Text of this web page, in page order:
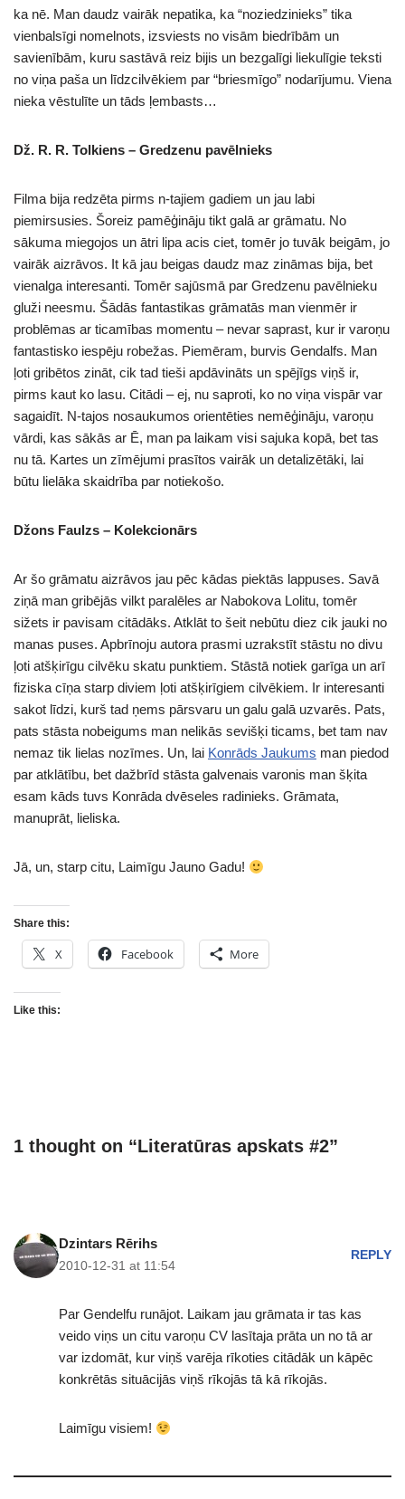
ka nē. Man daudz vairāk nepatika, ka “noziedzinieks” tika
vienbalsīgi nomelnots, izsviests no visām biedrībām un
savienībām, kuru sastāvā reiz bijis un bezgalīgi liekulīgie teksti
no viņa paša un līdzcilvēkiem par “briesmīgo” nodarījumu. Viena
nieka vēstulīte un tāds ļembasts…
Dž. R. R. Tolkiens – Gredzenu pavēlnieks
Filma bija redzēta pirms n-tajiem gadiem un jau labi
piemirsusies. Šoreiz pamēģināju tikt galā ar grāmatu. No
sākuma miegojos un ātri lipa acis ciet, tomēr jo tuvāk beigām, jo
vairāk aizrāvos. It kā jau beigas daudz maz zināmas bija, bet
vienalga interesanti. Tomēr sajūsmā par Gredzenu pavēlnieku
gluži neesmu. Šādās fantastikas grāmatās man vienmēr ir
problēmas ar ticamības momentu – nevar saprast, kur ir varoņu
fantastisko iespēju robežas. Piemēram, burvis Gendalfs. Man
ļoti gribētos zināt, cik tad tieši apdāvināts un spējīgs viņš ir,
pirms kaut ko lasu. Citādi – ej, nu saproti, ko no viņa vispār var
sagaidīt. N-tajos nosaukumos orientēties nemēģināju, varoņu
vārdi, kas sākās ar Ē, man pa laikam visi sajuka kopā, bet tas
nu tā. Kartes un zīmējumi prasītos vairāk un detalizētāki, lai
būtu lielāka skaidrība par notiekošo.
Džons Faulzs – Kolekcionārs
Ar šo grāmatu aizrāvos jau pēc kādas piektās lappuses. Savā
ziņā man gribējās vilkt paralēles ar Nabokova Lolitu, tomēr
sižets ir pavisam citādāks. Atklāt to šeit nebūtu diez cik jauki no
manas puses. Apbrīnoju autora prasmi uzrakstīt stāstu no divu
ļoti atšķirīgu cilvēku skatu punktiem. Stāstā notiek garīga un arī
fiziska cīņa starp diviem ļoti atšķirīgiem cilvēkiem. Ir interesanti
sakot līdzi, kurš tad ņems pārsvaru un galu galā uzvarēs. Pats,
pats stāsta nobeigums man nelikās sevišķi ticams, bet tam nav
nemaz tik lielas nozīmes. Un, lai Konrāds Jaukums man piedod
par atklātību, bet dažbrīd stāsta galvenais varonis man šķita
esam kāds tuvs Konrāda dvēseles radinieks. Grāmata,
manuprāt, lieliska.
Jā, un, starp citu, Laimīgu Jauno Gadu!
Share this:
X Facebook More
Like this:
1 thought on “Literatūras apskats #2”
Dzintars Rērihs
2010-12-31 at 11:54
REPLY
Par Gendelfu runājot. Laikam jau grāmata ir tas kas
veido viņs un citu varoņu CV lasītaja prāta un no tā ar
var izdomāt, kur viņš varēja rīkoties citādāk un kāpēc
konkrētās situācijās viņš rīkojās tā kā rīkojās.
Laimīgu visiem!